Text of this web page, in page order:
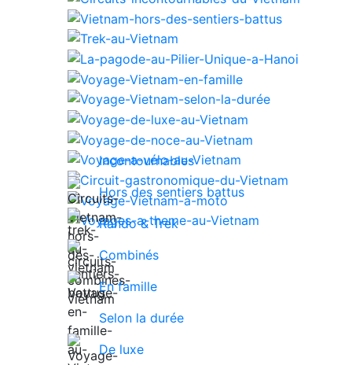
Incontournables
Hors des sentiers battus
Rando & Trek
Combinés
En famille
Selon la durée
De luxe